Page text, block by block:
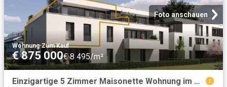
Foto anschauen
Wohnung·Zum Kauf
€ 875 000€ 8 495/m²
Einzigartige 5 Zimmer Maisonette Wohnung im Dachgeschoss Top B3